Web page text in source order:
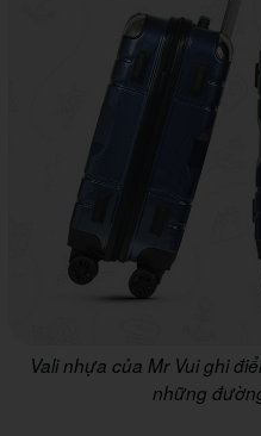
Vali nhựa của Mr Vui ghi
những